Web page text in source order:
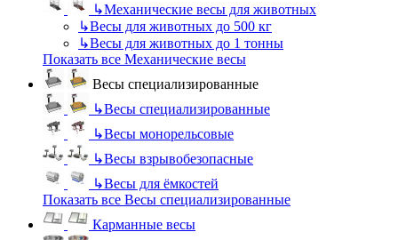
↳Механические весы для животных
↳Весы для животных до 500 кг
↳Весы для животных до 1 тонны
Показать все Механические весы
Весы специализированные
↳Весы специализированные
↳Весы монорельсовые
↳Весы взрывобезопасные
↳Весы для ёмкостей
Показать все Весы специализированные
Карманные весы